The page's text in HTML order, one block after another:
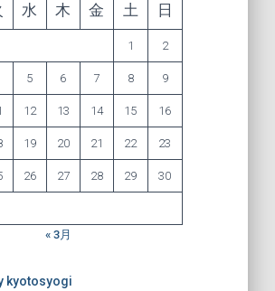
水 木 金 土 日
1 2
5 6 7 8 9
12 13 14 15 16
19 20 21 22 23
26 27 28 29 30
« 3月
kyotosyogi